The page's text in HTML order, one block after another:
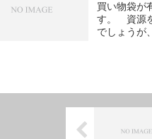
買い物袋が
す。 資源
でしょうが